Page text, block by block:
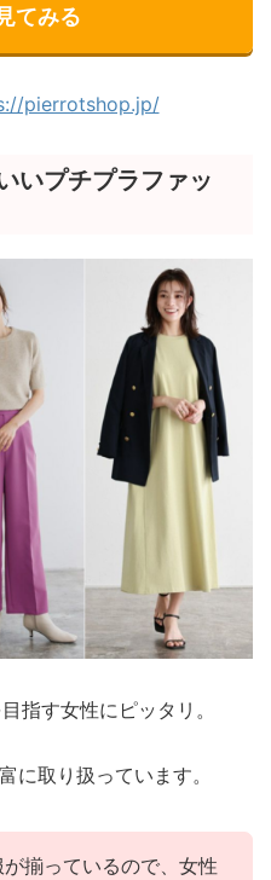
てみる
pierrotshop.jp/
いプチプラファッ
目指す女性にピッタリ。
に取り扱っています。
揃っているので、女性